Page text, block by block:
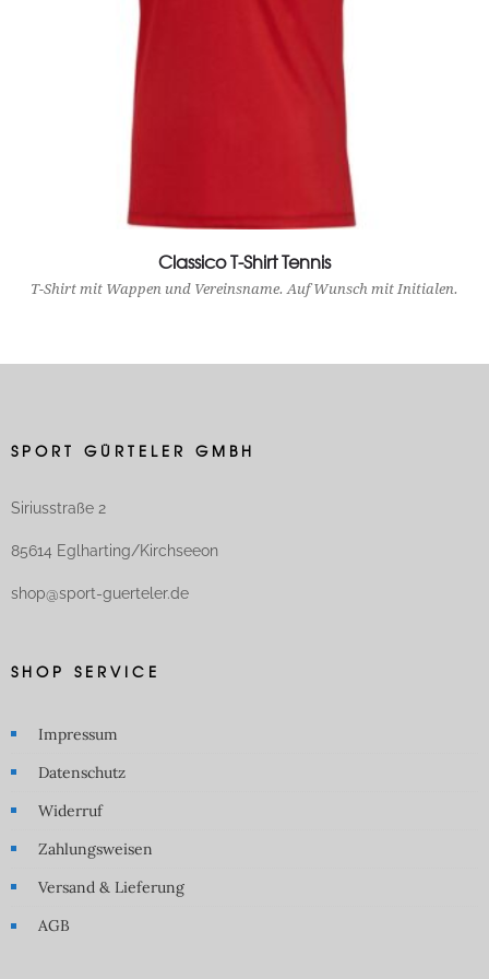
View Product
Classico T-Shirt Tennis
T-Shirt mit Wappen und Vereinsname. Auf Wunsch mit Initialen.
SPORT GÜRTELER GMBH
Siriusstraße 2
85614 Eglharting/Kirchseeon
shop@sport-guerteler.de
SHOP SERVICE
Impressum
Datenschutz
Widerruf
Zahlungsweisen
Versand & Lieferung
AGB